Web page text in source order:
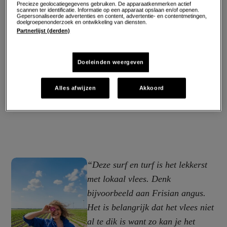
“Deze surf en turf is het lekkerst
met lokaal vlees. Denk
bijvoorbeeld aan Frisian angus.
Het is belangrijk dat het vlees niet
al te dik is want zo kan je het
Precieze geolocatiegegevens gebruiken. De apparaatkenmerken actief
scannen ter identificatie. Informatie op een apparaat opslaan en/of openen.
Gepersonaliseerde advertenties en content, advertentie- en contentmetingen,
doelgroepenonderzoek en ontwikkeling van diensten.
Partnerlijst (derden)
Doeleinden weergeven
Alles afwijzen Akkoord